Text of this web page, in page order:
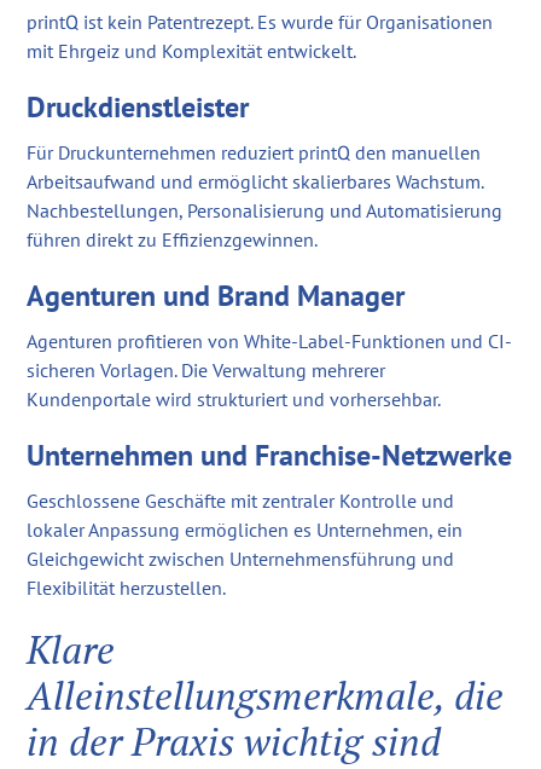
printQ ist kein Patentrezept. Es wurde für Organisationen
mit Ehrgeiz und Komplexität entwickelt.
Druckdienstleister
Für Druckunternehmen reduziert printQ den manuellen
Arbeitsaufwand und ermöglicht skalierbares Wachstum.
Nachbestellungen, Personalisierung und Automatisierung
führen direkt zu Effizienzgewinnen.
Agenturen und Brand Manager
Agenturen profitieren von White-Label-Funktionen und CI-
sicheren Vorlagen. Die Verwaltung mehrerer
Kundenportale wird strukturiert und vorhersehbar.
Unternehmen und Franchise-Netzwerke
Geschlossene Geschäfte mit zentraler Kontrolle und
lokaler Anpassung ermöglichen es Unternehmen, ein
Gleichgewicht zwischen Unternehmensführung und
Flexibilität herzustellen.
Klare
Alleinstellungsmerkmale, die
in der Praxis wichtig sind